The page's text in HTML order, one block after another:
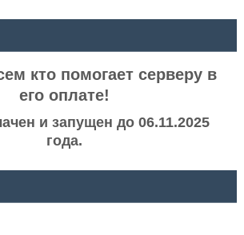
кто помогает серверу в
его оплате!
и запущен до 06.11.2025
года.